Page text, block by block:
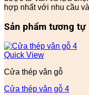
hợp nhất với nhu cầu
Sản phẩm tương tự
Quick View
Cửa thép vân gỗ
Cửa thép vân gỗ 4